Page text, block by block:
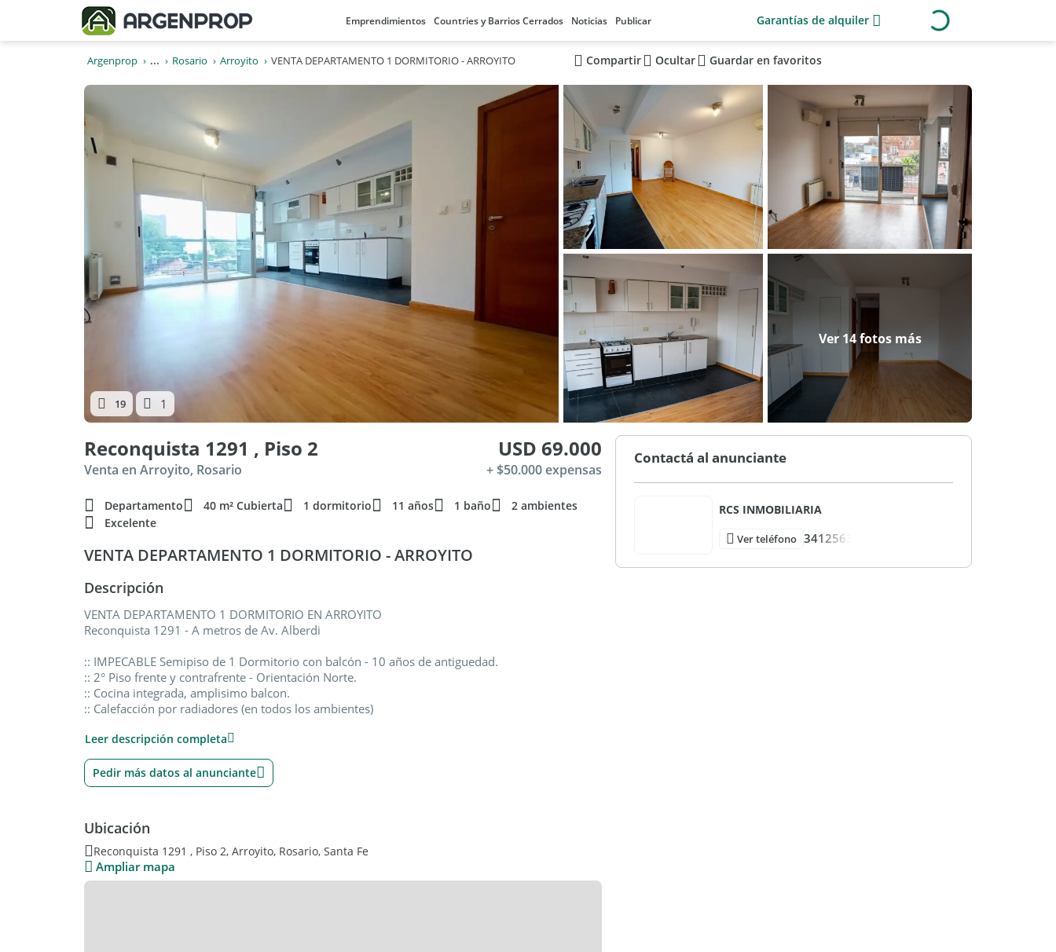
Emprendimientos Countries y Barrios Cerrados Noticias Publicar Garantías de alquiler
Argenprop ... Rosario Arroyito VENTA DEPARTAMENTO 1 DORMITORIO - ARROYITO Compartir Ocultar Guardar en favoritos
Ver 14 fotos más
19 1
Reconquista 1291 , Piso 2 USD 69.000
Venta en Arroyito, Rosario + $50.000 expensas
Departamento 40 m² Cubierta 1 dormitorio 11 años 1 baño
2 ambientes
Excelente
VENTA DEPARTAMENTO 1 DORMITORIO - ARROYITO
Descripción
VENTA DEPARTAMENTO 1 DORMITORIO EN ARROYITO
Reconquista 1291 - A metros de Av. Alberdi
:: IMPECABLE Semipiso de 1 Dormitorio con balcón - 10 años de antiguedad.
:: 2° Piso frente y contrafrente - Orientación Norte.
:: Cocina integrada, amplisimo balcon.
:: Calefacción por radiadores (en todos los ambientes)
Veni a sorprenderte con un departamento amplio, super cómodo y luminoso.
- KP489251 - KPT080221 -
- Publicado usando KiteProp CRM Inmobiliario
Leer descripción completa
Pedir más datos al anunciante
Ubicación
Reconquista 1291 , Piso 2, Arroyito, Rosario, Santa Fe
Ampliar mapa
Contactá al anunciante
RCS INMOBILIARIA
Ver teléfono 3412563